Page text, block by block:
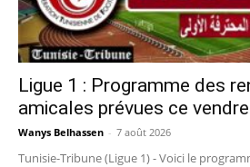
Ligue 1 : Programme des
amicales prévues ce
Wanys Belhassen - 7 août 2026
Tunisie-Tribune (Ligue 1) - Voici le